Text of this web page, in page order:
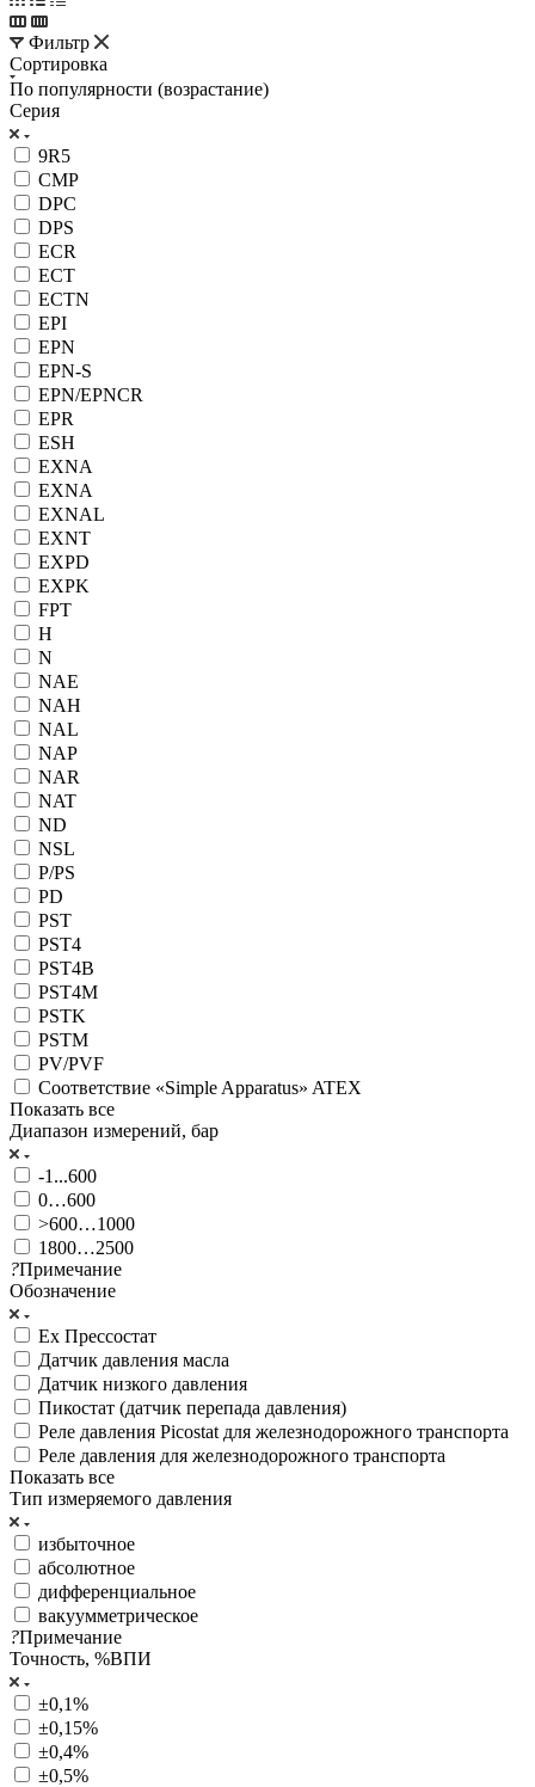
Фильтр
Сортировка
По популярности (возрастание)
Серия
9R5
CMP
DPC
DPS
ECR
ECT
ECTN
EPI
EPN
EPN-S
EPN/EPNCR
EPR
ESH
EXNA
EXNA
EXNAL
EXNT
EXPD
EXPK
FPT
H
N
NAE
NAH
NAL
NAP
NAR
NAT
ND
NSL
P/PS
PD
PST
PST4
PST4B
PST4M
PSTK
PSTM
PV/PVF
Соответствие «Simple Apparatus» ATEX
Показать все
Диапазон измерений, бар
-1...600
0…600
>600…1000
1800…2500
?Примечание
Обозначение
Ex Прессостат
Датчик давления масла
Датчик низкого давления
Пикостат (датчик перепада давления)
Реле давления Picostat для железнодорожного транспорта
Реле давления для железнодорожного транспорта
Показать все
Тип измеряемого давления
избыточное
абсолютное
дифференциальное
вакуумметрическое
?Примечание
Точность, %ВПИ
±0,1%
±0,15%
±0,4%
±0,5%